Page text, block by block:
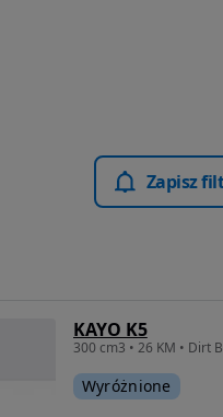
Zapisz
KAYO K5
Wyróżnione